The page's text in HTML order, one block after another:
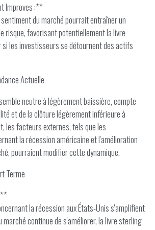
Improves :**
du marché pourrait entraîner un
risque, favorisant potentiellement la livre
les investisseurs se détournent des actifs
Actuelle
neutre à légèrement baissière, compte
et de la clôture légèrement inférieure à
les facteurs externes, tels que les
la récession américaine et l'amélioration
pourraient modifier cette dynamique.
Terme
la récession aux États-Unis s'amplifient
continue de s'améliorer, la livre sterling